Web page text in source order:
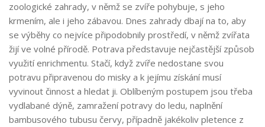
zoologické zahrady, v němž se zvíře pohybuje, s jeho
krmením, ale i jeho zábavou. Dnes zahrady dbají na to, aby
se výběhy co nejvíce připodobnily prostředí, v němž zvířata
žijí ve volné přírodě. Potrava představuje nejčastější způsob
využití enrichmentu. Stačí, když zvíře nedostane svou
potravu připravenou do misky a k jejímu získání musí
vyvinout činnost a hledat ji. Oblíbeným postupem jsou třeba
vydlabané dýně, zamražení potravy do ledu, naplnění
bambusového tubusu červy, případně jakékoliv pletence z